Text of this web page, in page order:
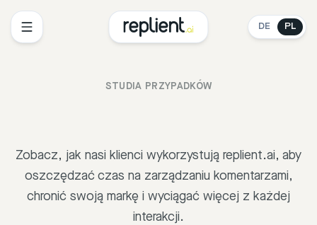
DE PL
STUDIA PRZYPADKÓW
Zobacz, jak nasi klienci wykorzystują replient.ai, aby
oszczędzać czas na zarządzaniu komentarzami,
chronić swoją markę i wyciągać więcej z każdej
interakcji.